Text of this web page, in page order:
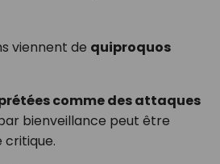
viennent de quiproquos
comme des attaques
bienveillance peut être
critique.